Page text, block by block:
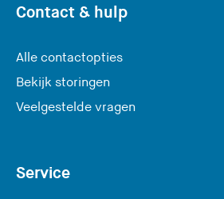
Contact & hulp
Alle contactopties
Bekijk storingen
Veelgestelde vragen
Service